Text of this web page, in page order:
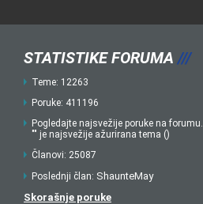
STATISTIKE FORUMA ///
Teme: 12263
Poruke: 411196
Pogledajte najsvežije poruke na forumu.
"" je najsvežije ažurirana tema ()
Članovi: 25087
Poslednji član: ShaunteMay
Skorašnje poruke